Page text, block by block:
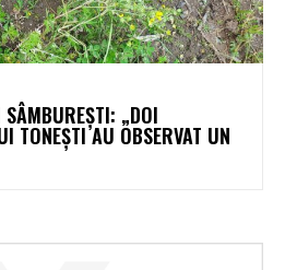
„DOI
TONEȘTI AU OBSERVAT UN